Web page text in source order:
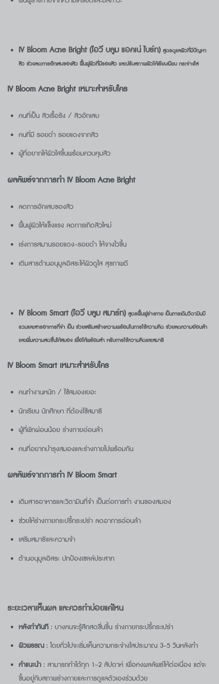
IV Bloom Acne Bright (ไอวี บลูม แอคเน่ ไบร์ท)สูตรดูแลผิวที่มีปัญหา
สิว ช่วยลดการอักเสบของสิว ฟื้นฟูผิวที่มีรอยสิว และปรับสภาพผิวให้เรียบเนียบ กระจ่างใส
IV Bloom Acne Bright เหมาะสำหรับใคร
คนที่เป็น สิวเรื้อรัง / สิวอักเสบ
คนที่มี รอยดำ รอยแดงจากสิว
ผู้ที่อยากให้ผิวใสขึ้นพร้อมควบคุมสิว
ผลลัพธ์จากการทำ IV Bloom Acne Bright
ลดการอักเสบของสิว
ฟื้นฟูผิวให้แข็งแรง ลดการเกิดสิวใหม่
เร่งการสมานรอยแดง–รอยดำ ให้จางไวขึ้น
เติมสารต้านอนุมูลอิสระให้ผิวดูใส สุขภาพดี
IV Bloom Smart(ไอวี บลูม สมาร์ท)สูตรฟื้นฟูร่างกาย เป็นการเติมวิตามินบี
รวมและสารอาหารที่จำ เป็น ช่วยเสริมสร้างความพร้อมในการใช้ความคิด ช่วยลดความอ่อนล้า
และเพิ่มความสดชื่นให้สมอง เพื่อให้พร้อมสำ หรับการใช้ความคิดและสมาธิ
IV Bloom Smart เหมาะสำหรับใคร
คนทำงานหนัก / ใช้สมองเยอะ
นักเรียน นักศึกษา ที่ต้องใช้สมาธิ
ผู้ที่พักผ่อนน้อย ร่างกายอ่อนล้า
คนที่อยากบำรุงสมองและร่างกายไปพร้อมกัน
ผลลัพธ์จากการทำ IV Bloom Smart
เติมสารอาหารและวิตามินที่จำ เป็นต่อการทำ งานของสมอง
ช่วยให้ร่างกายกระปรี้กระเปร่า ลดอาการอ่อนล้า
เสริมสมาธิและความจำ
ต้านอนุมูลอิสระ ปกป้องเซลล์ประสาท
ระยะเวลาเห็นผล และควรทำบ่อยแค่ไหน
หลังทำทันที : บางคนจะรู้สึกสดชื่นขึ้น ร่างกายกระปรี้กระเปร่า
ผิวพรรณ: โดยทั่วไปจะเริ่มเห็นความกระจ่างใสประมาณ 3–5 วันหลังทำ
คำแนะนำ : สามารถทำได้ทุก 1–2 สัปดาห์ เพื่อคงผลลัพธ์ให้ต่อเนื่อง แต่จะ
ขึ้นอยู่กับสภาพร่างกายและการดูแลตัวเองร่วมด้วย